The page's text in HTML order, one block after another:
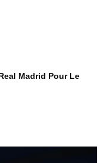
Madrid Pour Le